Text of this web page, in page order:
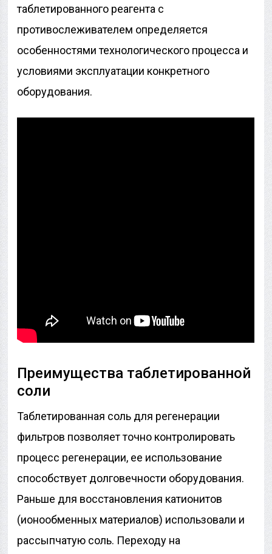
таблетированного реагента с
противослеживателем определяется
особенностями технологического процесса и
условиями эксплуатации конкретного
оборудования.
Преимущества таблетированной
соли
Таблетированная соль для регенерации
фильтров позволяет точно контролировать
процесс регенерации, ее использование
способствует долговечности оборудования.
Раньше для восстановления катионитов
(ионообменных материалов) использовали и
рассыпчатую соль. Переходу на